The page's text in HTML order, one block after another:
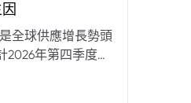
全球供應增長勢頭
年第四季度布
升，加上需求端